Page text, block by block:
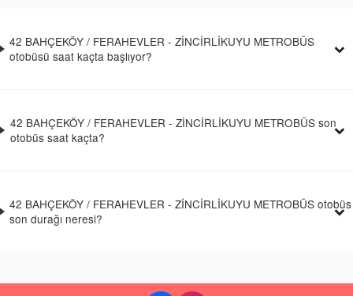
42 BAHÇEKÖY / FERAHEVLER - ZİNCİRLİKUYU METROBÜS
otobüsü saat kaçta başlıyor?
42 BAHÇEKÖY / FERAHEVLER - ZİNCİRLİKUYU METROBÜS son
otobüs saat kaçta?
42 BAHÇEKÖY / FERAHEVLER - ZİNCİRLİKUYU METROBÜS otobüs
son durağı neresi?